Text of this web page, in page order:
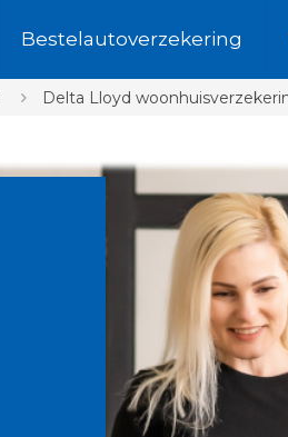
Bestelautoverzekering
Delta Lloyd